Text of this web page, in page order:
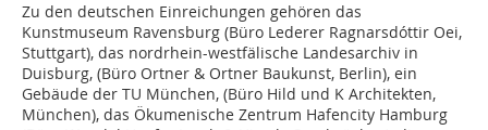
Zu den deutschen Einreichungen gehören das
Kunstmuseum Ravensburg (Büro Lederer Ragnarsdóttir Oei,
Stuttgart), das nordrhein-westfälische Landesarchiv in
Duisburg, (Büro Ortner & Ortner Baukunst, Berlin), ein
Gebäude der TU München, (Büro Hild und K Architekten,
München), das Ökumenische Zentrum Hafencity Hamburg